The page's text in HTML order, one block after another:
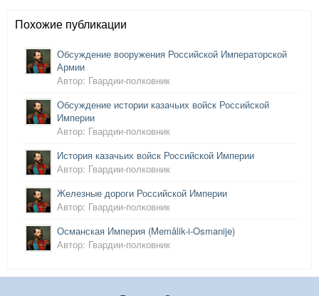
Похожие публикации
Обсуждение вооружения Российской Императорской
Армии
Автор: Гвардии-полковник
Обсуждение истории казачьих войск Российской
Империи
Автор: Гвардии-полковник
История казачьих войск Российской Империи
Автор: Гвардии-полковник
Железные дороги Российской Империи
Автор: Гвардии-полковник
Османская Империя (Memâlik-i-Osmanije)
Автор: Гвардии-полковник